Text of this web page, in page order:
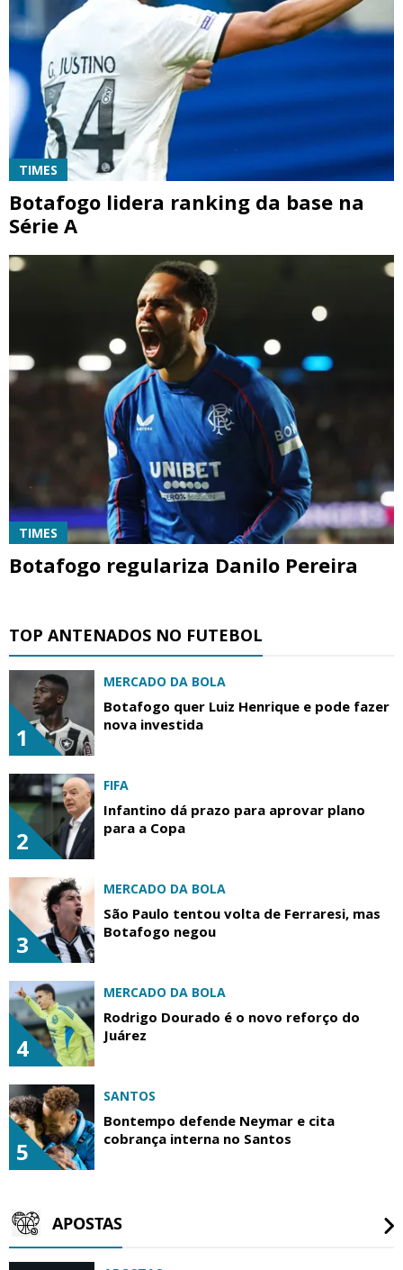
TIMES
Botafogo lidera ranking da base na
Série A
TIMES
Botafogo regulariza Danilo Pereira
TOP ANTENADOS NO FUTEBOL
1
MERCADO DA BOLA
Botafogo quer Luiz Henrique e pode fazer
nova investida
2
FIFA
Infantino dá prazo para aprovar plano
para a Copa
3
MERCADO DA BOLA
São Paulo tentou volta de Ferraresi, mas
Botafogo negou
4
MERCADO DA BOLA
Rodrigo Dourado é o novo reforço do
Juárez
5
SANTOS
Bontempo defende Neymar e cita
cobrança interna no Santos
APOSTAS